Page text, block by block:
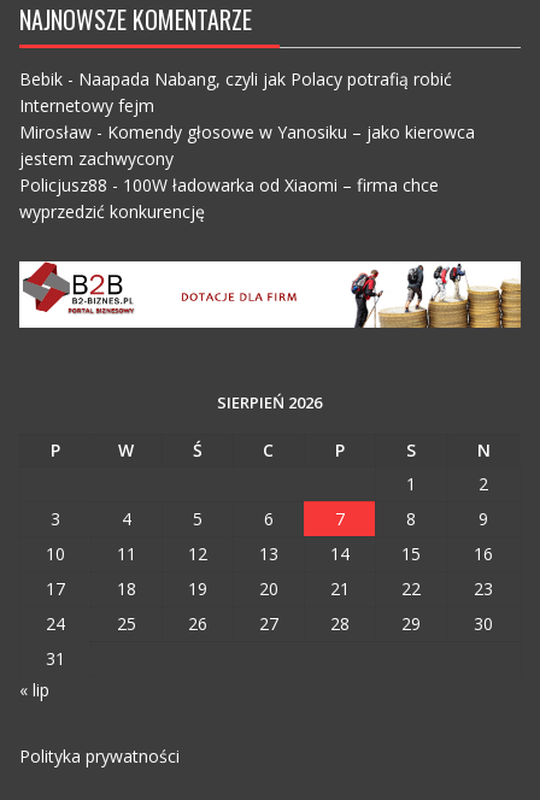
NAJNOWSZE KOMENTARZE
Bebik- Naapada Nabang, czyli jak Polacy potrafią robić
Internetowy fejm
Mirosław- Komendy głosowe w Yanosiku – jako kierowca
jestem zachwycony
Policjusz88 - 100W ładowarka od Xiaomi – firma chce
wyprzedzić konkurencję
SIERPIEŃ 2026
P W Ś C P S
N
1
2
3
4 5 6 7 8
9
10
11 12 13 14 15
16
17
18 19 20 21 22
23
24
25 26 27 28 29
30
31
« lip
Polityka prywatności